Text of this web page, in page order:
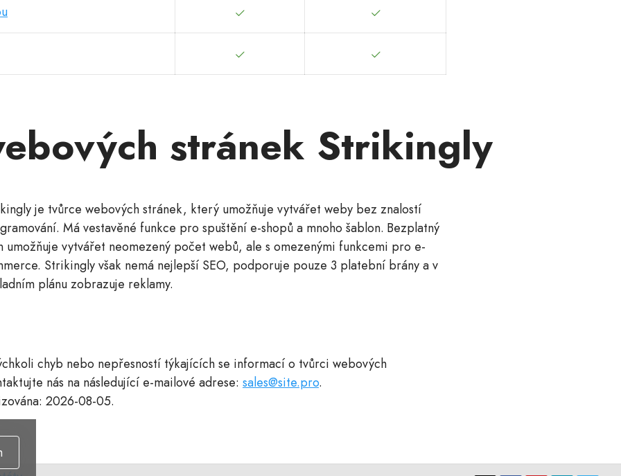
stránek Strikingly
je tvůrce webových stránek, který umožňuje vytvářet weby bez znalostí
Má vestavěné funkce pro spuštění e-shopů a mnoho šablon. Bezplatný
umožňuje vytvářet neomezený počet webů, ale s omezenými funkcemi pro e-
Strikingly však nemá nejlepší SEO, podporuje pouze 3 platební brány a v
plánu zobrazuje reklamy.
chyb nebo nepřesností týkajících se informací o tvůrci webových
nás na následující e-mailové adrese: sales@site.pro.
2026-08-05.